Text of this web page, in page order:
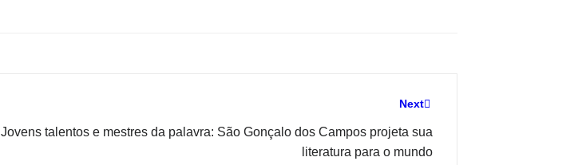
Next
Jovens talentos e mestres da palavra: São Gonçalo dos Campos projeta sua
literatura para o mundo